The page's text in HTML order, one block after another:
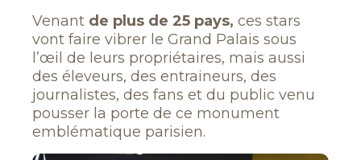
Venant de plus de 25 pays, ces stars
vont faire vibrer le Grand Palais sous
l’œil de leurs propriétaires, mais aussi
des éleveurs, des entraineurs, des
journalistes, des fans et du public venu
pousser la porte de ce monument
emblématique parisien.